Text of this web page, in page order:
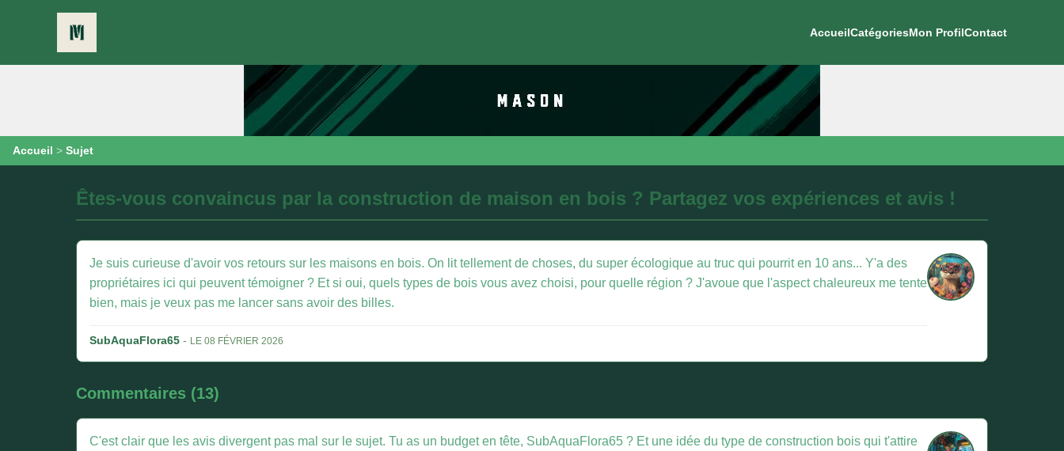
AccueilCatégoriesMon ProfilContact
Accueil > Sujet
Êtes-vous convaincus par la construction de maison en bois ? Partagez vos expériences et avis !
Je suis curieuse d'avoir vos retours sur les maisons en bois. On lit tellement de choses, du super écologique au truc qui pourrit en 10 ans... Y'a des
propriétaires ici qui peuvent témoigner ? Et si oui, quels types de bois vous avez choisi, pour quelle région ? J'avoue que l'aspect chaleureux me tente
bien, mais je veux pas me lancer sans avoir des billes.
SubAquaFlora65 - LE 08 FÉVRIER 2026
Commentaires (13)
C'est clair que les avis divergent pas mal sur le sujet. Tu as un budget en tête, SubAquaFlora65 ? Et une idée du type de construction bois qui t'attire